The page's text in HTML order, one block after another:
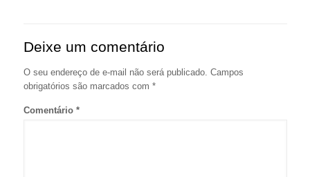
Deixe um comentário
O seu endereço de e-mail não será publicado. Campos
obrigatórios são marcados com *
Comentário *